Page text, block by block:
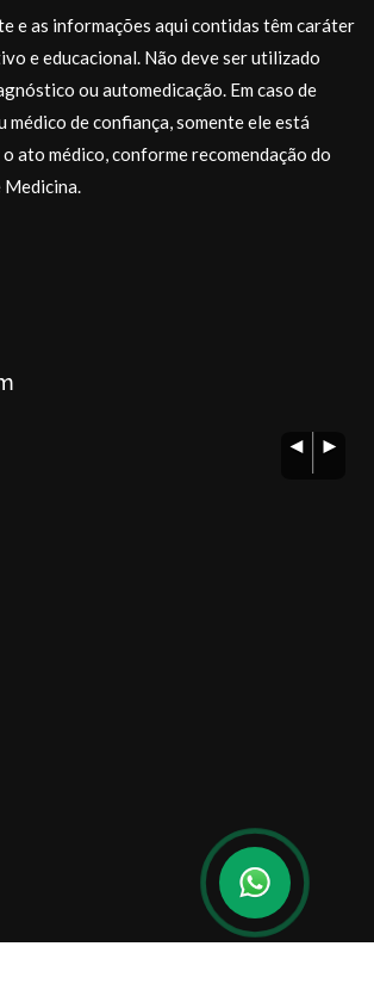
e as informações aqui contidas têm caráter
e educacional. Não deve ser utilizado
ou automedicação. Em caso de
médico de confiança, somente ele está
ato médico, conforme recomendação do
Medicina.